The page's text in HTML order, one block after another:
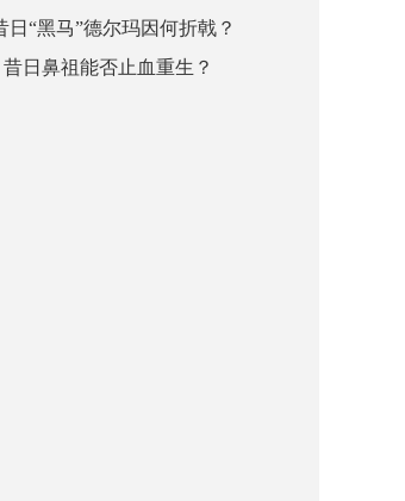
日“黑马”德尔玛因何折戟？
日鼻祖能否止血重生？